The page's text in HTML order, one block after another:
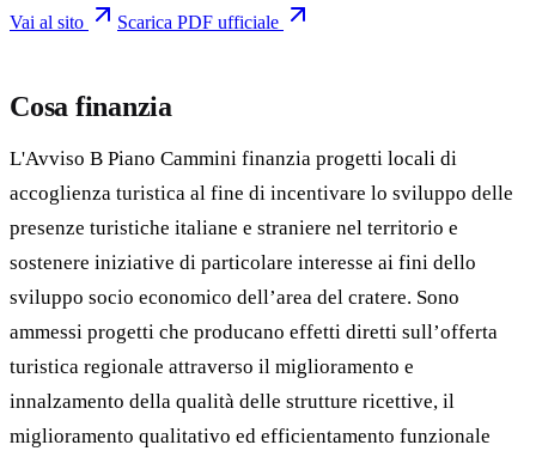
Vai al sito
Scarica PDF ufficiale
Cosa finanzia
L'Avviso B Piano Cammini finanzia progetti locali di
accoglienza turistica al fine di incentivare lo sviluppo delle
presenze turistiche italiane e straniere nel territorio e
sostenere iniziative di particolare interesse ai fini dello
sviluppo socio economico dell’area del cratere. Sono
ammessi progetti che producano effetti diretti sull’offerta
turistica regionale attraverso il miglioramento e
innalzamento della qualità delle strutture ricettive, il
miglioramento qualitativo ed efficientamento funzionale